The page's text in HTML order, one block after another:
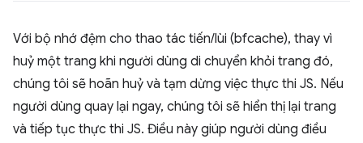
Với bộ nhớ đệm cho thao tác tiến/lùi (bfcache), thay vì
huỷ một trang khi người dùng di chuyển khỏi trang đó,
chúng tôi sẽ hoãn huỷ và tạm dừng việc thực thi JS. Nếu
người dùng quay lại ngay, chúng tôi sẽ hiển thị lại trang
và tiếp tục thực thi JS. Điều này giúp người dùng điều